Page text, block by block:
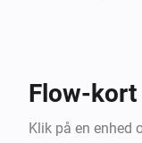
Flow-kort
Klik på en enhed